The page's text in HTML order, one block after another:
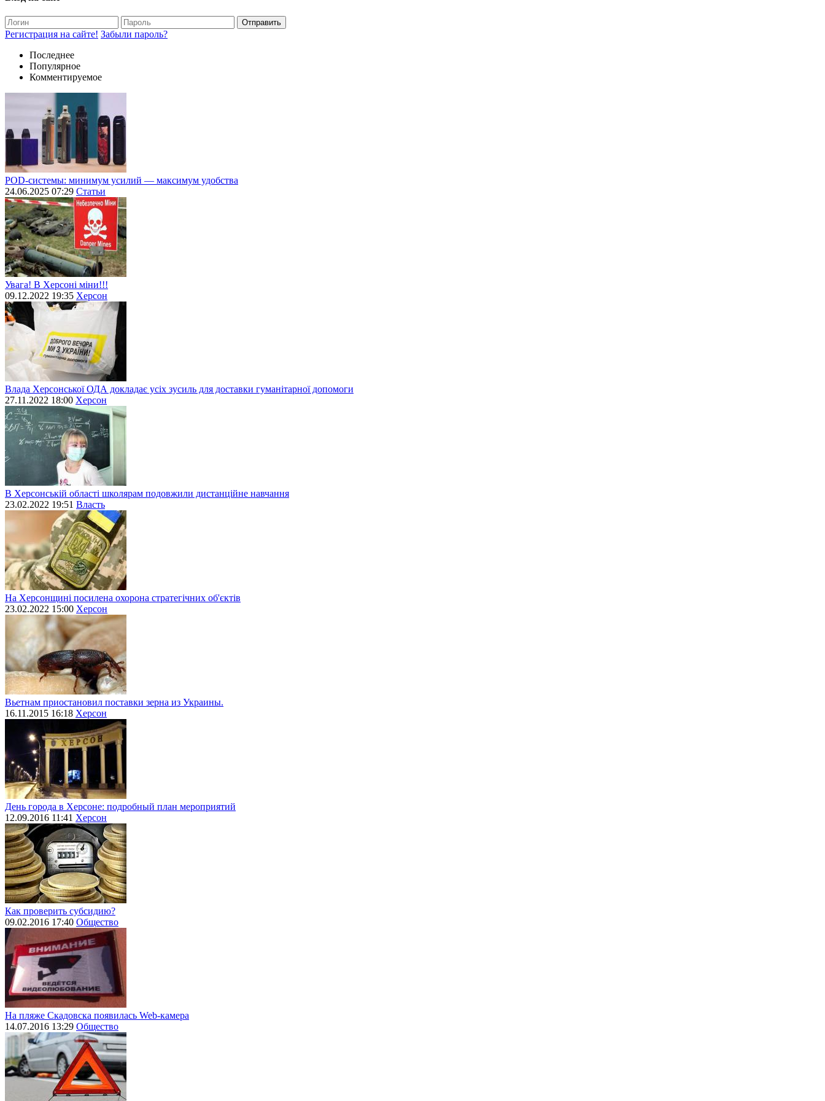
Отправить
Регистрация на сайте! Забыли пароль?
Последнее
Популярное
Комментируемое
POD-системы: минимум усилий — максимум удобства
24.06.2025 07:29 Статьи
Увага! В Херсоні міни!!!
09.12.2022 19:35 Херсон
Влада Херсонської ОДА докладає усіх зусиль для доставки гуманітарної допомоги
27.11.2022 18:00 Херсон
В Херсонській області школярам подовжили дистанційне навчання
23.02.2022 19:51 Власть
На Херсонщині посилена охорона стратегічних об'єктів
23.02.2022 15:00 Херсон
Вьетнам приостановил поставки зерна из Украины.
16.11.2015 16:18 Херсон
День города в Херсоне: подробный план мероприятий
12.09.2016 11:41 Херсон
Как проверить субсидию?
09.02.2016 17:40 Общество
На пляже Скадовска появилась Web-камера
14.07.2016 13:29 Общество